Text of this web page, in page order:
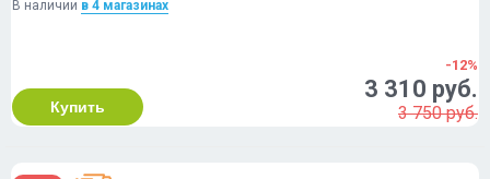
В наличии в 4 магазинах
Купить
-12%
3 310 руб.
3 750 руб.